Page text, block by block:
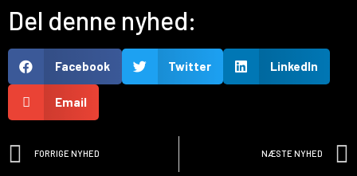
Del denne nyhed:
Facebook Twitter LinkedIn
Email
FORRIGE NYHED NÆSTE NYHED